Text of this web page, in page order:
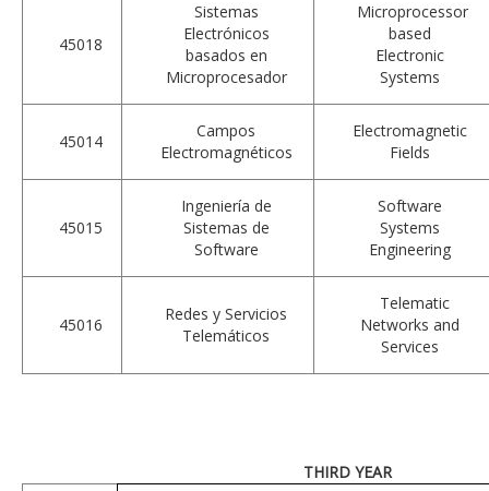
45018
Sistemas
Electrónicos
basados en
Microprocesador
Microprocessor
based
Electronic
Systems
45014
Campos
Electromagnéticos
Electromagnetic
Fields
45015
Ingeniería de
Sistemas de
Software
Software
Systems
Engineering
45016
Redes y Servicios
Telemáticos
Telematic
Networks and
Services
THIRD YEAR